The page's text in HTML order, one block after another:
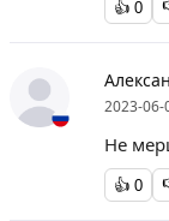
👍 0
2023-06-
Не
👍 0